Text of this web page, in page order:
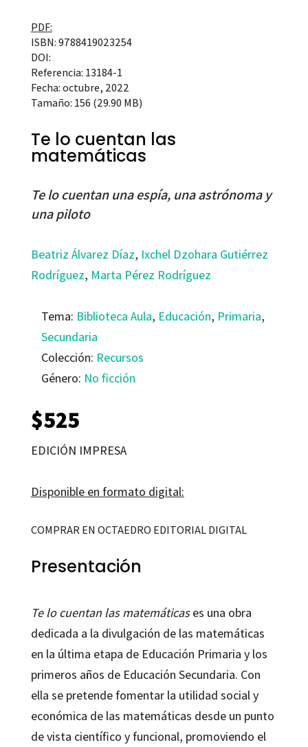
PDF:
ISBN: 9788419023254
DOI:
Referencia: 13184-1
Fecha: octubre, 2022
Tamaño: 156 (29.90 MB)
Te lo cuentan las
matemáticas
Te lo cuentan una espía, una astrónoma y
una piloto
Beatriz Álvarez Díaz, Ixchel Dzohara Gutiérrez
Rodríguez, Marta Pérez Rodríguez
Tema: Biblioteca Aula, Educación, Primaria,
Secundaria
Colección: Recursos
Género: No ficción
$525
EDICIÓN IMPRESA
Disponible en formato digital:
COMPRAR EN OCTAEDRO EDITORIAL DIGITAL
Presentación
Te lo cuentan las matemáticases una obra
dedicada a la divulgación de las matemáticas
en la última etapa de Educación Primaria y los
primeros años de Educación Secundaria. Con
ella se pretende fomentar la utilidad social y
económica de las matemáticas desde un punto
de vista científico y funcional, promoviendo el